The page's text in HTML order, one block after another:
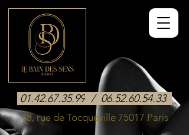
01.42.67.35.99 / 06.52.60.54.33
38, rue de Tocqueville 75017 Paris